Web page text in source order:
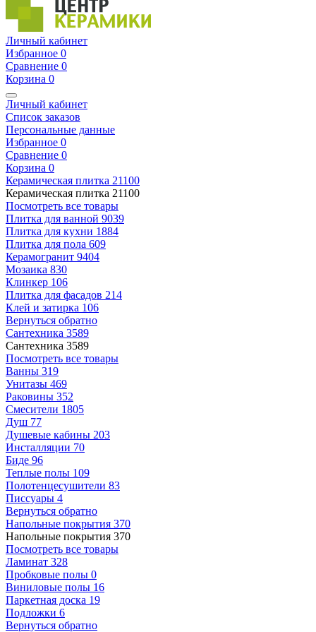
Личный кабинет
Избранное 0
Сравнение 0
Корзина 0
Личный кабинет
Список заказов
Персональные данные
Избранное 0
Сравнение 0
Корзина 0
Керамическая плитка 21100
Керамическая плитка 21100
Посмотреть все товары
Плитка для ванной 9039
Плитка для кухни 1884
Плитка для пола 609
Керамогранит 9404
Мозаика 830
Клинкер 106
Плитка для фасадов 214
Клей и затирка 106
Вернуться обратно
Сантехника 3589
Сантехника 3589
Посмотреть все товары
Ванны 319
Унитазы 469
Раковины 352
Смесители 1805
Душ 77
Душевые кабины 203
Инсталляции 70
Биде 96
Теплые полы 109
Полотенцесушители 83
Писсуары 4
Вернуться обратно
Напольные покрытия 370
Напольные покрытия 370
Посмотреть все товары
Ламинат 328
Пробковые полы 0
Виниловые полы 16
Паркетная доска 19
Подложки 6
Вернуться обратно